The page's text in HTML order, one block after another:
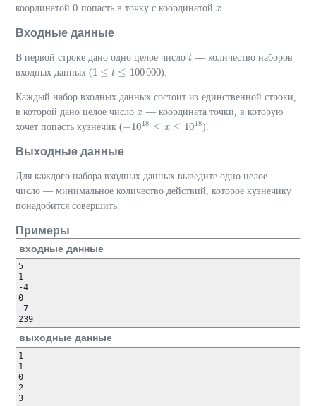
координатой 0
0 попасть в точку с координатой x
x.
Входные данные
В первой строке дано одно целое число t
t — количество наборов
входных данных (1 ≤ t ≤ 100000
1 ≤t≤ 100 000 ).
Каждый набор входных данных состоит из единственной строки,
в которой дано целое число x
x — координата точки, в которую
хочет попасть кузнечик (−1018 ≤ x ≤ 1018
−1018≤ x≤ 1018 ).
Выходные данные
Для каждого набора входных данных выведите одно целое
число — минимальное количество действий, которое кузнечику
понадобится совершить.
Примеры
входные данные
5
1
-4
0
-7
239
выходные данные
1
1
0
2
3